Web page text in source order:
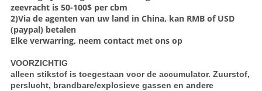
zeevracht is 50-100$ per cbm
2)Via de agenten van uw land in China, kan RMB of USD
(paypal) betalen
Elke verwarring, neem contact met ons op
VOORZICHTIG
alleen stikstof is toegestaan voor de accumulator. Zuurstof,
perslucht, brandbare/explosieve gassen en andere